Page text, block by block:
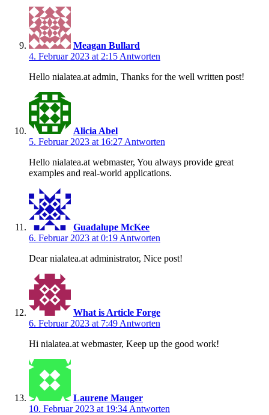
Meagan Bullard
4. Februar 2023 at 2:15Antworten
Hello nialatea.at admin, Thanks for the well written post!
Alicia Abel
5. Februar 2023 at 16:27Antworten
Hello nialatea.at webmaster, You always provide great
examples and real-world applications.
Guadalupe McKee
6. Februar 2023 at 0:19Antworten
Dear nialatea.at administrator, Nice post!
What is Article Forge
6. Februar 2023 at 7:49Antworten
Hi nialatea.at webmaster, Keep up the good work!
Laurene Mauger
10. Februar 2023 at 19:34Antworten